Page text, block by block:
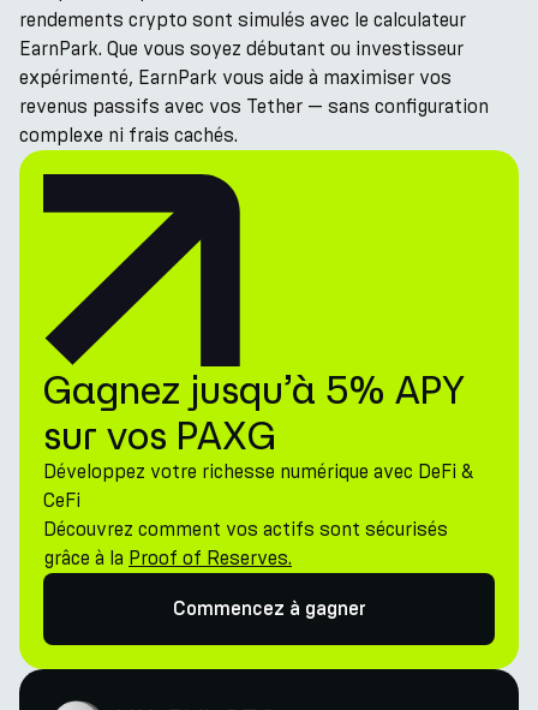
rendements crypto sont simulés avec le calculateur
EarnPark. Que vous soyez débutant ou investisseur
expérimenté, EarnPark vous aide à maximiser vos
revenus passifs avec vos Tether — sans configuration
complexe ni frais cachés.
Gagnez jusqu’à 5% APY
sur vos PAXG
Développez votre richesse numérique avec DeFi &
CeFi
Découvrez comment vos actifs sont sécurisés
grâce à la Proof of Reserves.
Commencez à gagner